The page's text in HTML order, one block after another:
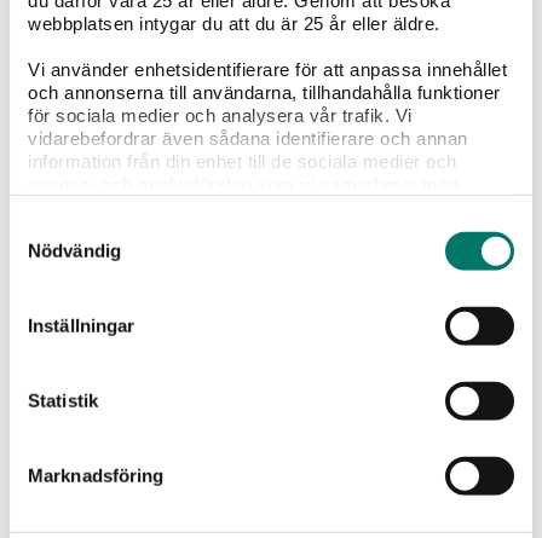
webbplatsen intygar du att du är 25 år eller äldre.
Vi använder enhetsidentifierare för att anpassa innehållet
och annonserna till användarna, tillhandahålla funktioner
för sociala medier och analysera vår trafik. Vi
vidarebefordrar även sådana identifierare och annan
information från din enhet till de sociala medier och
information som du har tillhandahållit eller som de har
samlat in när du har använt deras tjänster.
Nödvändig
Inställningar
Statistik
Marknadsföring
Vi tror du gillar